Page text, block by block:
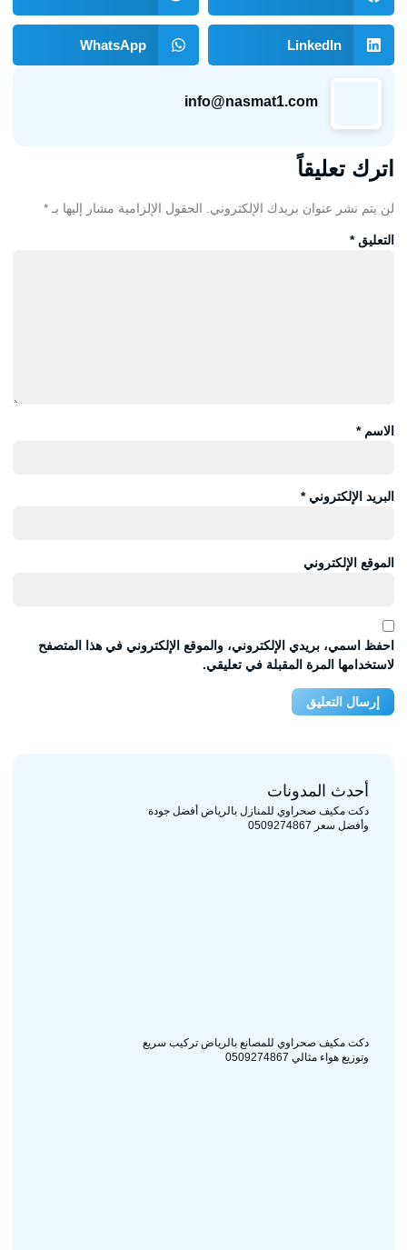
LinkedIn
WhatsApp
info@nasmat1.com
اترك تعليقاً
لن يتم نشر عنوان بريدك الإلكتروني. الحقول الإلزامية مشار إليها بـ *
التعليق*
الاسم*
البريد الإلكتروني*
الموقع الإلكتروني
احفظ اسمي، بريدي الإلكتروني، والموقع الإلكتروني في هذا المتصفح
لاستخدامها المرة المقبلة في تعليقي.
أحدث المدونات
دكت مكيف صحراوي للمنازل بالرياض أفضل جودة
وأفضل سعر 0509274867
دكت مكيف صحراوي للمصانع بالرياض تركيب سريع
وتوزيع هواء مثالي 0509274867